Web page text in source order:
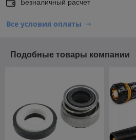
Безналичный расчет
Все условия оплаты
Подобные товары компании